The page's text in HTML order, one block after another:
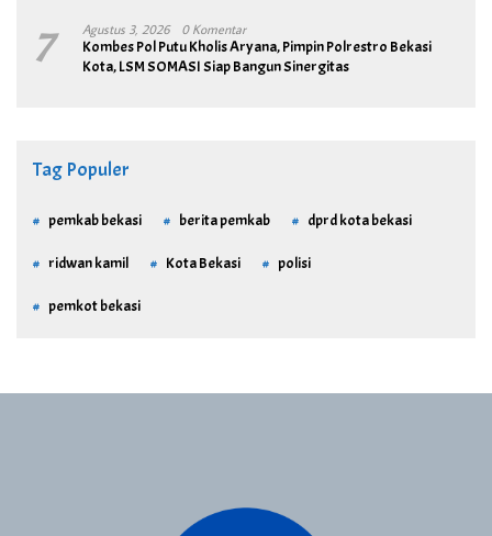
7 Agustus 3, 2026 0 Komentar
Kombes Pol Putu Kholis Aryana, Pimpin Polrestro Bekasi
Kota, LSM SOMASI Siap Bangun Sinergitas
Tag Populer
pemkab bekasi berita pemkab dprd kota bekasi
ridwan kamil Kota Bekasi polisi
pemkot bekasi